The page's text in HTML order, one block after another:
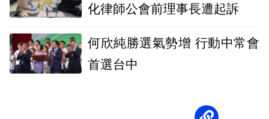
化律師公會前理事長遭起訴
何欣純勝選氣勢增 行動中常會
首選台中